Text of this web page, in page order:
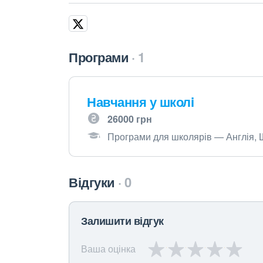
Програми 1
Навчання у школi
26000 грн
Програми для школярів — Англія,
Відгуки 0
Залишити відгук
Ваша оцінка